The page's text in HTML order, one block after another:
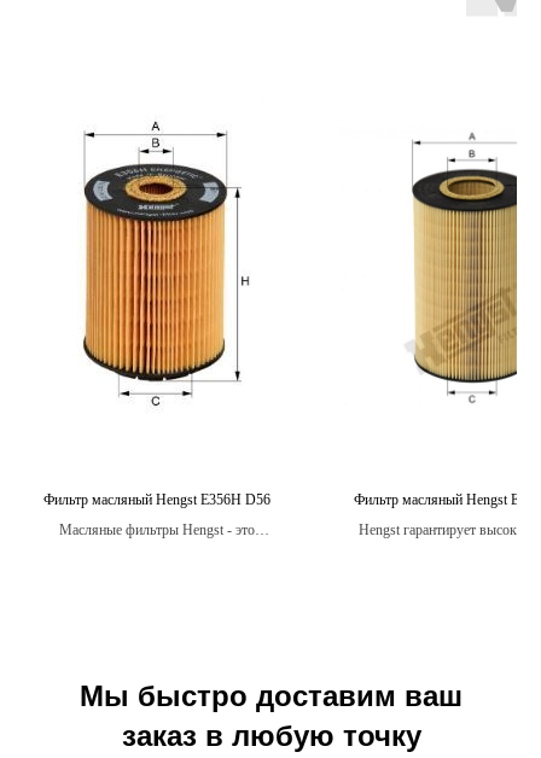
Фильтр масляный Hengst E356H D56
Масляные фильтры Hengst - это
Фильтр масляный Hengst
Hengst гарантирует высокую
Мы быстро доставим ваш
заказ в любую точку